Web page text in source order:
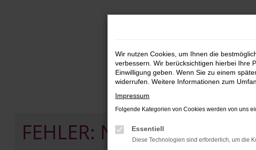
FEHLER: NETWORK
Wir nutzen Cookies, um Ihnen die
verbessern. Wir berücksichtigen hierbei Ihre
Einwilligung geben. Wenn Sie zu einem
widerrufen. Weitere Informationen zum
Impressum
Folgende Kategorien von Cookies werden von uns
Essentiell
Diese Technologien sind erforderlich, um die